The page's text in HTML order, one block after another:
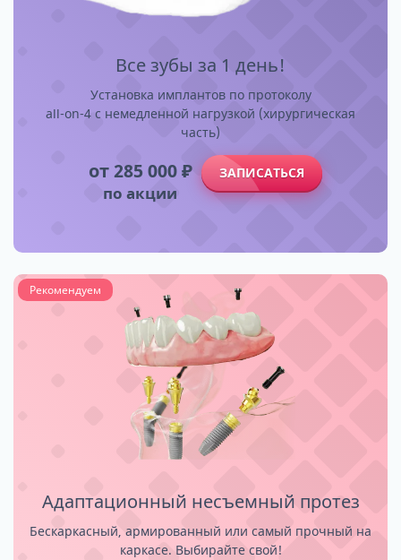
Все зубы за 1 день!
Установка имплантов по протоколу
all-on-4 с немедленной нагрузкой (хирургическая
часть)
от 285 000 ₽
по акции
ЗАПИСАТЬСЯ
Адаптационный несъемный протез
Бескаркасный, армированный или самый прочный на
каркасе. Выбирайте свой!
Рекомендуем